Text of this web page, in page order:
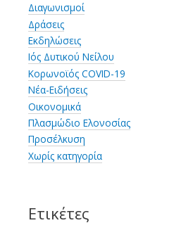
Διαγωνισμοί
Δράσεις
Εκδηλώσεις
Ιός Δυτικού Νείλου
Κορωνοϊός COVID-19
Νέα-Ειδήσεις
Οικονομικά
Πλασμώδιο Ελονοσίας
Προσέλκυση
Χωρίς κατηγορία
Ετικέτες